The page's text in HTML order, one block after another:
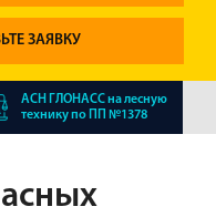
ЗАЯВКУ
АСН ГЛОНАСС на лесную
технику по ПП №1378